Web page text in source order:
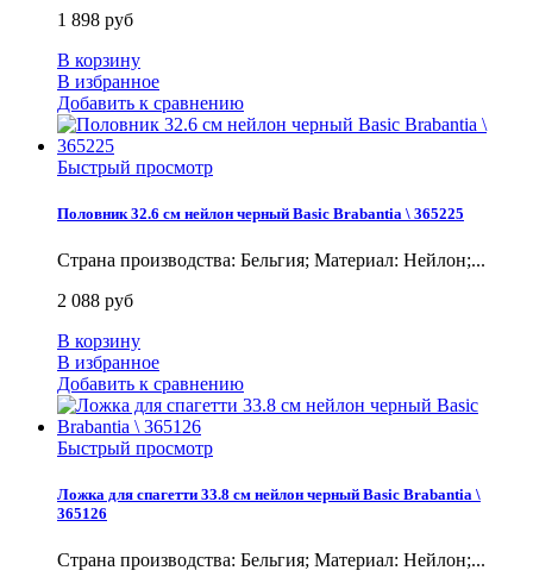
1 898 руб
В корзину
В избранное
Добавить к сравнению
Быстрый просмотр
Половник 32.6 см нейлон черный Basic Brabantia \ 365225
Страна производства: Бельгия; Материал: Нейлон;...
2 088 руб
В корзину
В избранное
Добавить к сравнению
Быстрый просмотр
Ложка для спагетти 33.8 см нейлон черный Basic Brabantia \
365126
Страна производства: Бельгия; Материал: Нейлон;...